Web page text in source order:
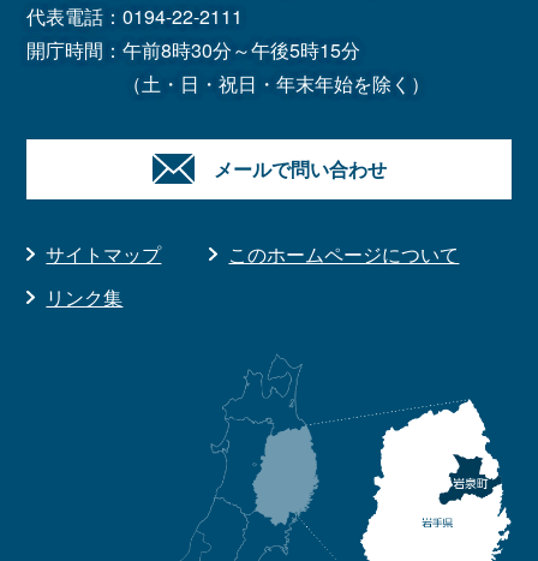
代表電話：0194-22-2111
開庁時間：午前8時30分～午後5時15分
（土・日・祝日・年末年始を除く）
メールで問い合わせ
サイトマップ
このホームページについて
リンク集